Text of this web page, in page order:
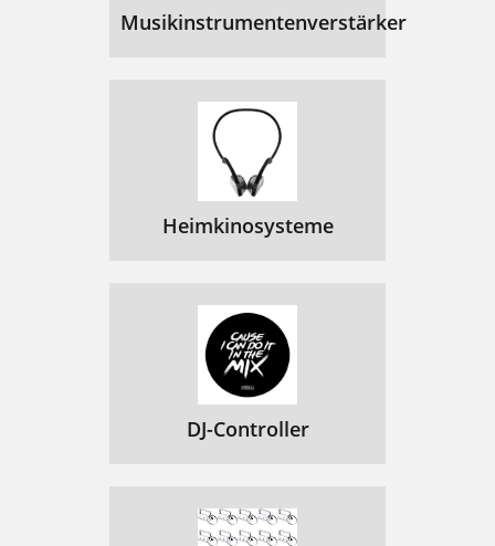
Musikinstrumentenverstärker
Heimkinosysteme
DJ-Controller